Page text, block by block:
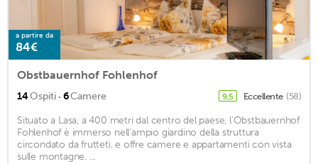
a partire da
84€
Obstbauernhof Fohlenhof
14Ospiti · 6Camere 9,5 Eccellente (58)
Situato a Lasa, a 400 metri dal centro del paese, l'Obstbauernhof
Fohlenhof è immerso nell'ampio giardino della struttura
circondato da frutteti, e offre camere e appartamenti con vista
sulle montagne. ...